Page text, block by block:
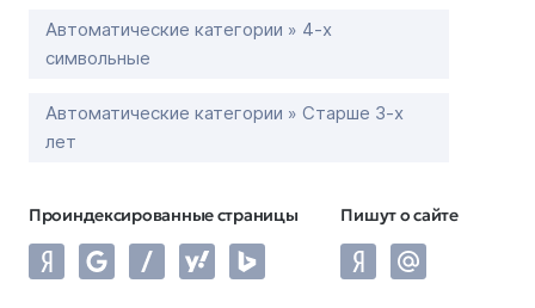
Автоматические категории » 4-х
символьные
Автоматические категории » Старше 3-х
лет
Проиндексированные страницы Пишут о сайте